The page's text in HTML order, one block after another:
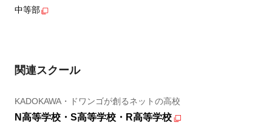
中等部
関連スクール
KADOKAWA・ドワンゴが創るネットの高校
N高等学校・S高等学校・R高等学校